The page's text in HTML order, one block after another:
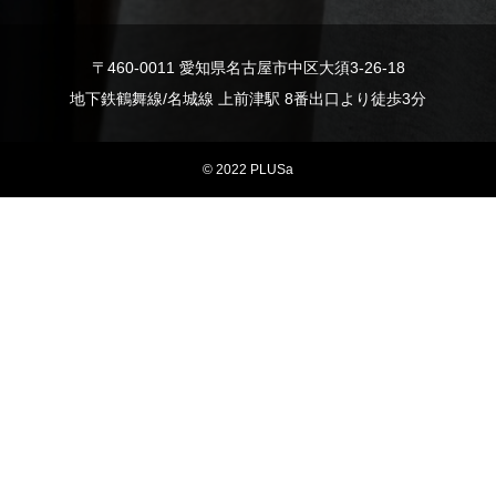
〒460-0011 愛知県名古屋市中区大須3-26-18
地下鉄鶴舞線/名城線 上前津駅 8番出口より徒歩3分
© 2022 PLUSa